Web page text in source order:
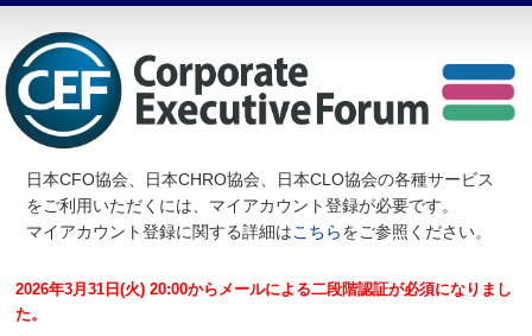
日本CFO協会、日本CHRO協会、日本CLO協会の各種サービス
をご利用いただくには、マイアカウント登録が必要です。
マイアカウント登録に関する詳細はこちらをご参照ください。
2026年3月31日(火) 20:00からメールによる二段階認証が必須になりまし
た。